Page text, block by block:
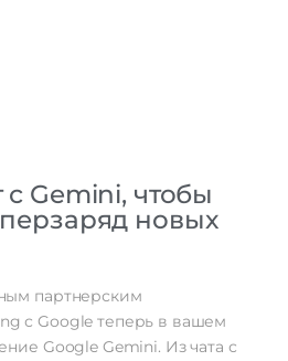
с Gemini, чтобы
новых
партнерским
с Google теперь в вашем
Google Gemini. Из чата с